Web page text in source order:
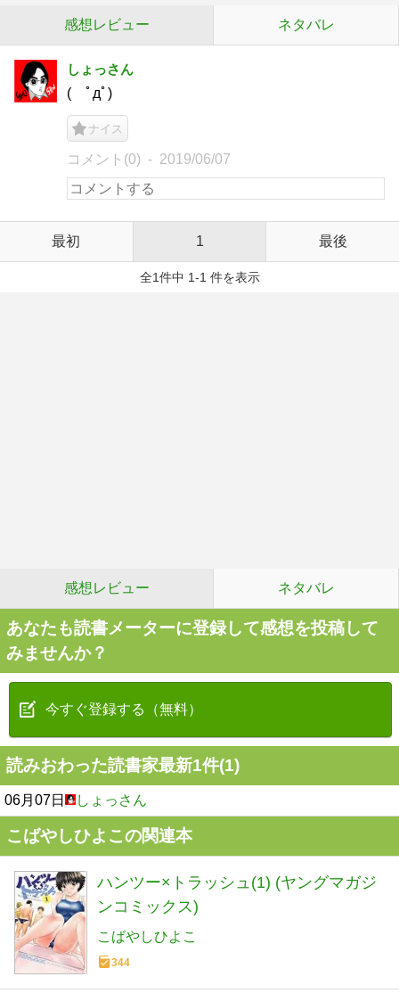
感想レビュー ネタバレ
しょっさん
( ﾟдﾟ)
ナイス
コメント(0) 2019/06/07
最初 1 最後
全1件中 1-1 件を表示
感想レビュー ネタバレ
あなたも読書メーターに登録して感想を投稿して
みませんか？
今すぐ登録する（無料）
読みおわった読書家最新1件(1)
06月07日 しょっさん
こばやしひよこの関連本
ハンツー×トラッシュ(1) (ヤングマガジ
ンコミックス)
こばやしひよこ
344